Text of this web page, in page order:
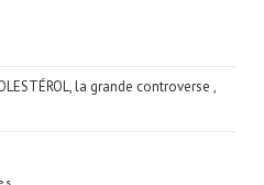
la grande controverse ,